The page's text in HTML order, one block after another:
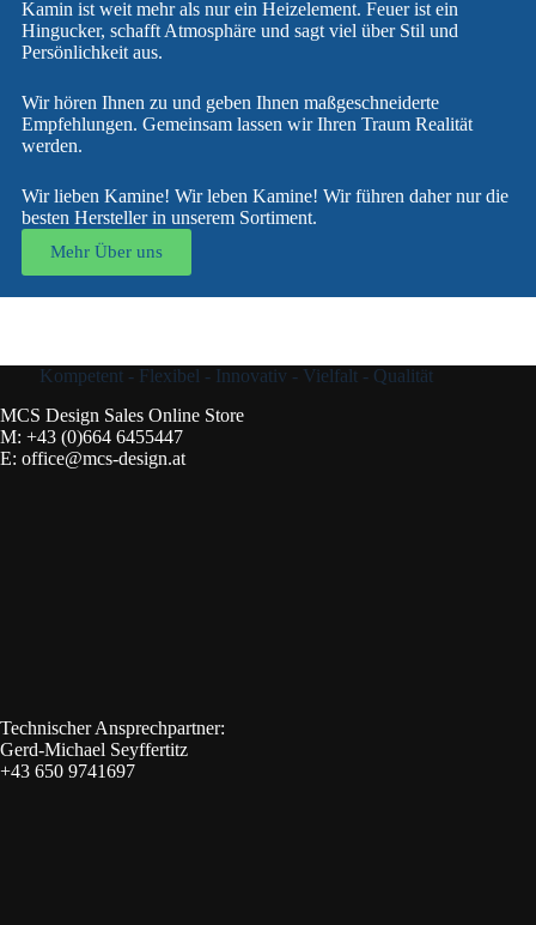
Kamin ist weit mehr als nur ein Heizelement. Feuer ist ein
Hingucker, schafft Atmosphäre und sagt viel über Stil und
Persönlichkeit aus.
Wir hören Ihnen zu und geben Ihnen maßgeschneiderte
Empfehlungen. Gemeinsam lassen wir Ihren Traum Realität
werden.
Wir lieben Kamine! Wir leben Kamine! Wir führen daher nur die
besten Hersteller in unserem Sortiment.
Mehr Über uns
Kompetent - Flexibel - Innovativ - Vielfalt - Qualität
MCS Design Sales Online Store
M: +43 (0)664 6455447
E: office@mcs-design.at
Technischer Ansprechpartner:
Gerd-Michael Seyffertitz
+43 650 9741697